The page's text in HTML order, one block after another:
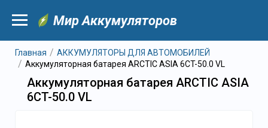
Мир Аккумуляторов
Главная
АККУМУЛЯТОРЫ ДЛЯ АВТОМОБИЛЕЙ
Аккумуляторная батарея ARCTIC ASIA 6CT-50.0 VL
Аккумуляторная батарея ARCTIC ASIA
6CT-50.0 VL